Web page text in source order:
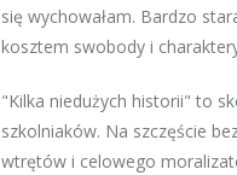
się wychowałam. Bardzo
kosztem swobody i
"Kilka niedużych historii" to
szkolniaków. Na szczęście
wtrętów i celowego